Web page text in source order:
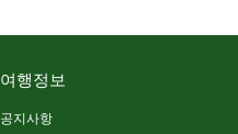
여행정보
공지사항